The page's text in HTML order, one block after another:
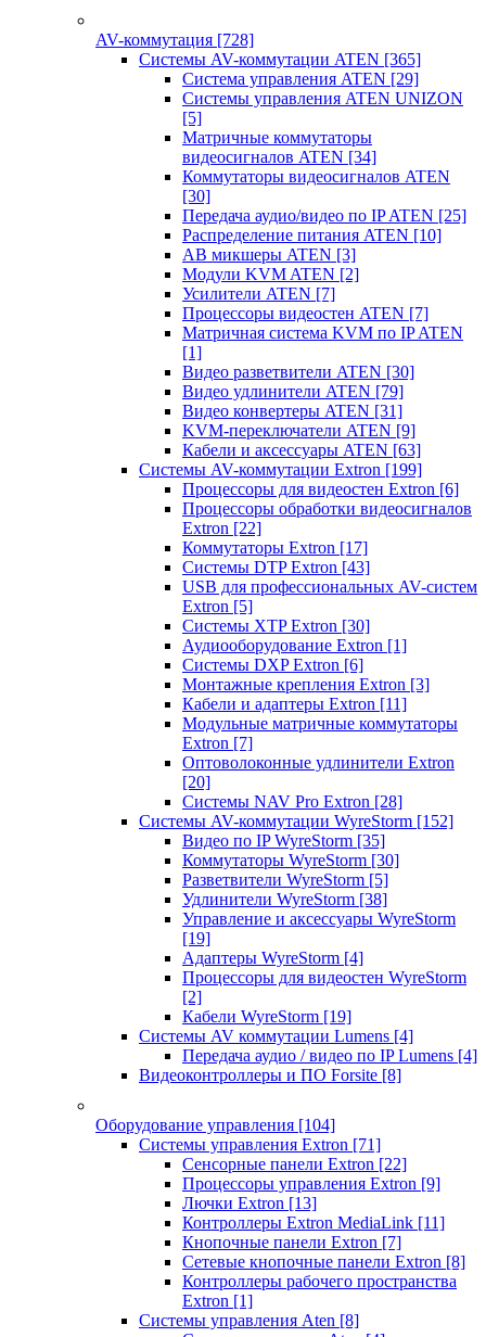
AV-коммутация [728]
Системы AV-коммутации ATEN [365]
Система управления ATEN [29]
Системы управления ATEN UNIZON
[5]
Матричные коммутаторы
видеосигналов ATEN [34]
Коммутаторы видеосигналов ATEN
[30]
Передача аудио/видео по IP ATEN [25]
Распределение питания ATEN [10]
АВ микшеры ATEN [3]
Модули KVM ATEN [2]
Усилители ATEN [7]
Процессоры видеостен ATEN [7]
Матричная система KVM по IP ATEN
[1]
Видео разветвители ATEN [30]
Видео удлинители ATEN [79]
Видео конвертеры ATEN [31]
KVM-переключатели ATEN [9]
Кабели и аксессуары ATEN [63]
Системы AV-коммутации Extron [199]
Процессоры для видеостен Extron [6]
Процессоры обработки видеосигналов
Extron [22]
Коммутаторы Extron [17]
Системы DTP Extron [43]
USB для профессиональных AV-систем
Extron [5]
Системы XTP Extron [30]
Аудиооборудование Extron [1]
Системы DXP Extron [6]
Монтажные крепления Extron [3]
Кабели и адаптеры Extron [11]
Модульные матричные коммутаторы
Extron [7]
Оптоволоконные удлинители Extron
[20]
Системы NAV Pro Extron [28]
Системы AV-коммутации WyreStorm [152]
Видео по IP WyreStorm [35]
Коммутаторы WyreStorm [30]
Разветвители WyreStorm [5]
Удлинители WyreStorm [38]
Управление и аксессуары WyreStorm
[19]
Адаптеры WyreStorm [4]
Процессоры для видеостен WyreStorm
[2]
Кабели WyreStorm [19]
Системы AV коммутации Lumens [4]
Передача аудио / видео по IP Lumens [4]
Видеоконтроллеры и ПО Forsite [8]
Оборудование управления [104]
Системы управления Extron [71]
Сенсорные панели Extron [22]
Процессоры управления Extron [9]
Лючки Extron [13]
Контроллеры Extron MediaLink [11]
Кнопочные панели Extron [7]
Сетевые кнопочные панели Extron [8]
Контроллеры рабочего пространства
Extron [1]
Системы управления Aten [8]